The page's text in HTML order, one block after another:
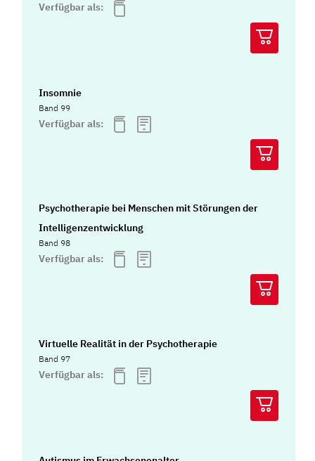
Verfügbar als:
Insomnie
Band 99
Verfügbar als:
Psychotherapie bei Menschen mit Störungen der
Intelligenzentwicklung
Band 98
Verfügbar als:
Virtuelle Realität in der Psychotherapie
Band 97
Verfügbar als: